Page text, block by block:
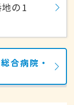
の1
合病院・